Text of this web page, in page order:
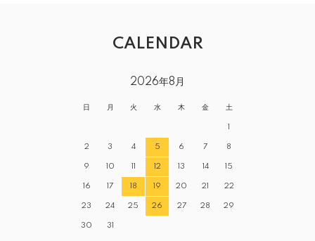
CALENDAR
2026年8月
日 月 火 水 木 金 土
1
2 3 4 5 6 7 8
9 10 11 12 13 14 15
16 17 18 19 20 21 22
23 24 25 26 27 28 29
30 31